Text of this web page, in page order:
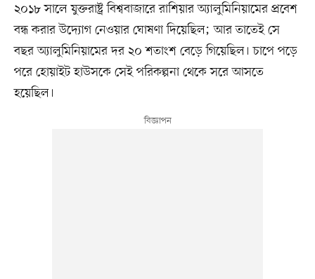
২০১৮ সালে যুক্তরাষ্ট্র বিশ্ববাজারে রাশিয়ার অ্যালুমিনিয়ামের প্রবেশ
বন্ধ করার উদ্যোগ নেওয়ার ঘোষণা দিয়েছিল; আর তাতেই সে
বছর অ্যালুমিনিয়ামের দর ২০ শতাংশ বেড়ে গিয়েছিল। চাপে পড়ে
পরে হোয়াইট হাউসকে সেই পরিকল্পনা থেকে সরে আসতে
হয়েছিল।